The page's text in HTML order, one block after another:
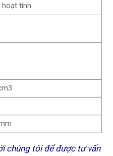
hoạt tính
chúng tôi để được tư vấn